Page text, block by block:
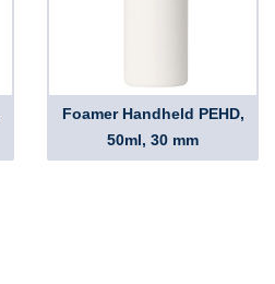
Foamer Handheld PEHD,
50ml, 30 mm